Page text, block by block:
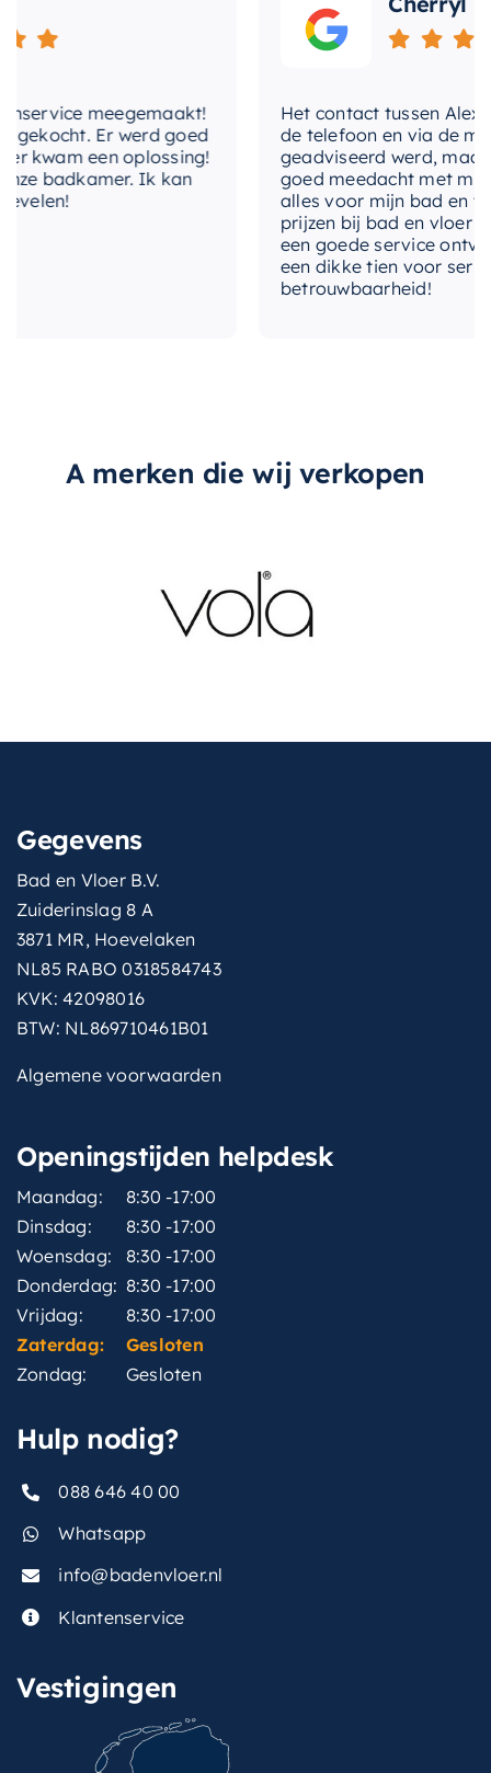
organiseren, of u wilt een modern tintje
toevoegen aan uw badkamer, deze nis van
duurzaamheid, functionaliteit en stijlvolle
ontwerp, zal het zeker voldoen aan al uw
behoeften en verwachtingen.
meegemaakt!
Er werd goed
een oplossing!
badkamer. Ik kan
Het contact tussen Alex
de telefoon en via de
geadviseerd werd, maar
goed meedacht met mij.
alles voor mijn bad en
prijzen bij bad en vloer
een goede service
een dikke tien voor
betrouwbaarheid!
A merken die wij verkopen
Gegevens
Bad en Vloer B.V.
Zuiderinslag 8 A
3871 MR, Hoevelaken
NL85 RABO 0318584743
KVK: 42098016
BTW: NL869710461B01
Algemene voorwaarden
Openingstijden helpdesk
Maandag:
8:30 -17:00
Dinsdag:
8:30 -17:00
Woensdag:
8:30 -17:00
Donderdag: 8:30 -17:00
Vrijdag:
8:30 -17:00
Zaterdag:
Gesloten
Zondag:
Gesloten
Hulp nodig?
088 646 40 00
Whatsapp
info@badenvloer.nl
Klantenservice
Vestigingen